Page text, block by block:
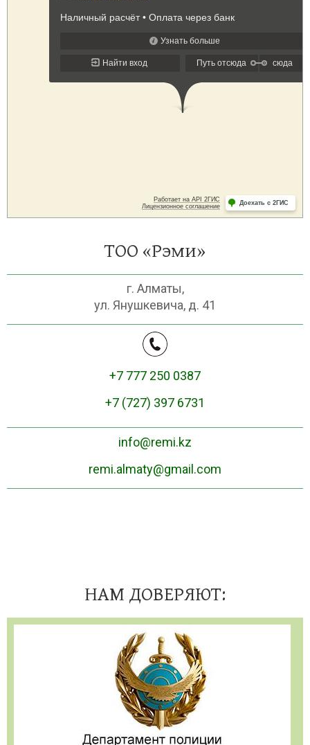
ТОО «Рэми»
г. Алматы,
ул. Янушкевича, д. 41
+7 777 250 0387
+7 (727) 397 6731
info@remi.kz
remi.almaty@gmail.com
НАМ ДОВЕРЯЮТ: